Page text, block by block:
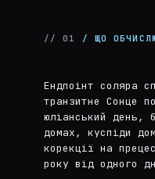
// 01 / ЩО
Ендпоінт соляра
транзитне Сонце
юліанський день,
домах, куспіди
корекції на
року від одного